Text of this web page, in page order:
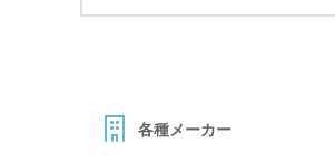
各種メーカー